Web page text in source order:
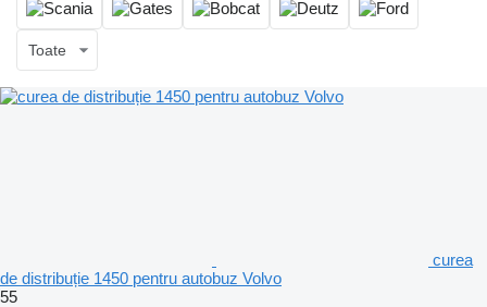
Toate
curea
de distribuție 1450 pentru autobuz Volvo
55